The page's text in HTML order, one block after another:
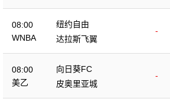
08:00
WNBA
纽约自由
-
达拉斯飞翼
08:00
美乙
向日葵FC
-
皮奥里亚城